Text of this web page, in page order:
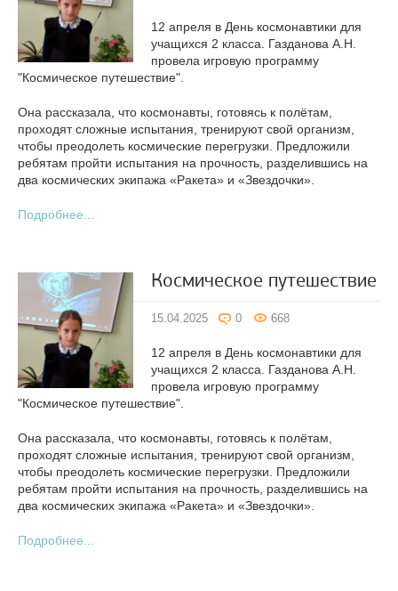
12 апреля в День космонавтики для
учащихся 2 класса. Газданова А.Н.
провела игровую программу
"Космическое путешествие".
Она рассказала, что космонавты, готовясь к полётам,
проходят сложные испытания, тренируют свой организм,
чтобы преодолеть космические перегрузки. Предложили
ребятам пройти испытания на прочность, разделившись на
два космических экипажа «Ракета» и «Звездочки».
Подробнее...
Космическое путешествие
15.04.2025 0 668
12 апреля в День космонавтики для
учащихся 2 класса. Газданова А.Н.
провела игровую программу
"Космическое путешествие".
Она рассказала, что космонавты, готовясь к полётам,
проходят сложные испытания, тренируют свой организм,
чтобы преодолеть космические перегрузки. Предложили
ребятам пройти испытания на прочность, разделившись на
два космических экипажа «Ракета» и «Звездочки».
Подробнее...